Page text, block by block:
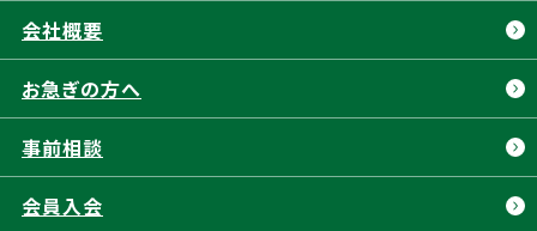
島田市
袋井市
栃木県
東北
よくある質問
アフターサポート
会社概要
お急ぎの方へ
事前相談
会員⼊会